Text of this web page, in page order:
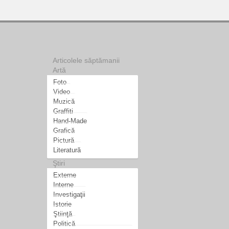
Articolele săptămanii
Artă
Foto
Video
Muzică
Graffiti
Hand-Made
Grafică
Pictură
Literatură
Ştiri
Externe
Interne
Investigaţii
Istorie
Ştiinţă
Politică